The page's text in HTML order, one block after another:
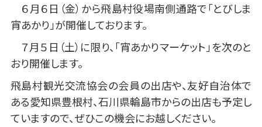
６月６日（金）から飛島村役場南側通路で「とびしま
宵あかり」が開催しております。
７月５日（土）に限り、「宵あかりマーケット」を次のと
おり開催します。
飛島村観光交流協会の会員の出店や、友好自治体で
ある愛知県豊根村、石川県輪島市からの出店も予定し
ていますので、ぜひこの機会にお越しください。